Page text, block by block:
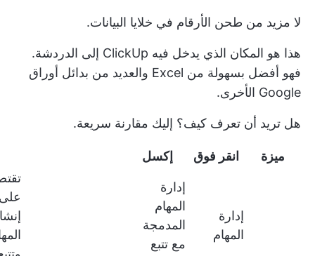
لا مزيد من طحن الأرقام في خلايا البيانات.
هذا هو المكان الذي يدخل فيه ClickUp إلى الدردشة.
فهو أفضل بسهولة من Excel والعديد من بدائل أوراق
Google الأخرى.
هل تريد أن تعرف كيف؟ إليك مقارنة سريعة.
ميزة انقر فوق إكسل
إدارة
المهام
إدارة
المهام
المدمجة
مع تتبع